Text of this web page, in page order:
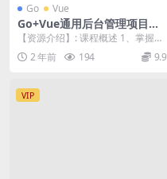
Go Vue
Go+Vue通用后台管理项目实
战
【资源介绍】: 课程概述 1、掌握组
件中业务逻辑抽离的方法 2、掌握j
wt,日志...
2 年前 194 9.9
VIP